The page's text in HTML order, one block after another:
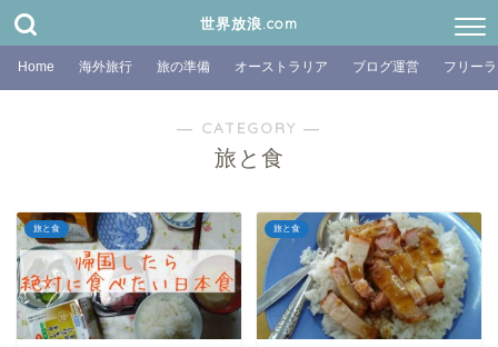
世界放浪.com
Home 海外旅行 旅の準備 オーストラリア ブログ運営 フリー
― CATEGORY ―
旅と食
旅と食 旅と食